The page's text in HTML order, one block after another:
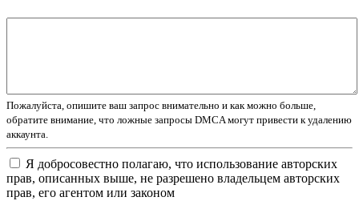
Пожалуйста, опишите ваш запрос внимательно и как можно больше,
обратите внимание, что ложные запросы DMCA могут привести к удалению
аккаунта.
Я добросовестно полагаю, что использование авторских
прав, описанных выше, не разрешено владельцем авторских
прав, его агентом или законом